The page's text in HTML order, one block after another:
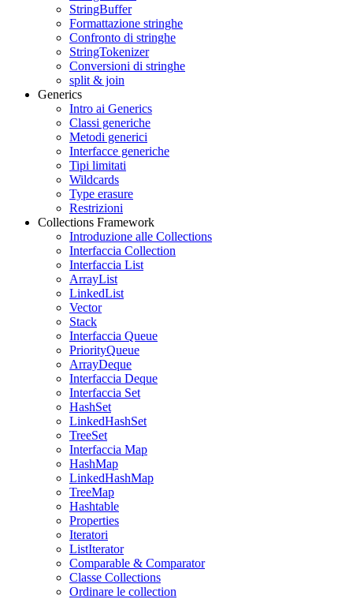
StringBuffer
Formattazione stringhe
Confronto di stringhe
StringTokenizer
Conversioni di stringhe
split & join
Generics
Intro ai Generics
Classi generiche
Metodi generici
Interfacce generiche
Tipi limitati
Wildcards
Type erasure
Restrizioni
Collections Framework
Introduzione alle Collections
Interfaccia Collection
Interfaccia List
ArrayList
LinkedList
Vector
Stack
Interfaccia Queue
PriorityQueue
ArrayDeque
Interfaccia Deque
Interfaccia Set
HashSet
LinkedHashSet
TreeSet
Interfaccia Map
HashMap
LinkedHashMap
TreeMap
Hashtable
Properties
Iteratori
ListIterator
Comparable & Comparator
Classe Collections
Ordinare le collection